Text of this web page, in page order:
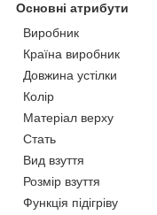
Основні атрибути
Виробник
Країна виробник
Довжина устілки
Колір
Матеріал верху
Стать
Вид взуття
Розмір взуття
Функція підігріву